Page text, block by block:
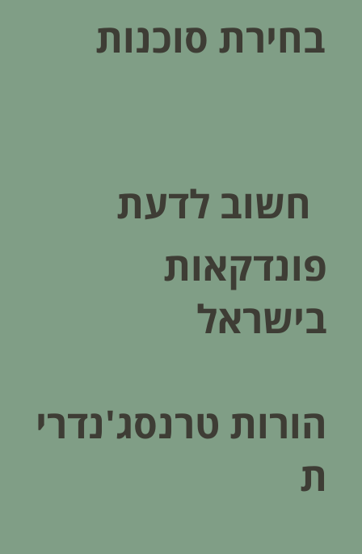
בחירת סוכנות
חשוב לדעת
פונדקאות
בישראל
הורות טרנסג'נדרי
ת